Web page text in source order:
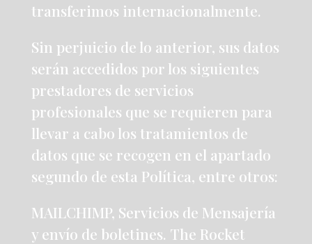
transferimos internacionalmente.
Sin perjuicio de lo anterior, sus datos
serán accedidos por los siguientes
prestadores de servicios
profesionales que se requieren para
llevar a cabo los tratamientos de
datos que se recogen en el apartado
segundo de esta Política, entre otros:
MAILCHIMP, Servicios de Mensajería
y envío de boletines. The Rocket